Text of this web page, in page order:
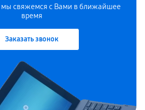
мы свяжемся с Вами в ближайшее
время
Заказать звонок